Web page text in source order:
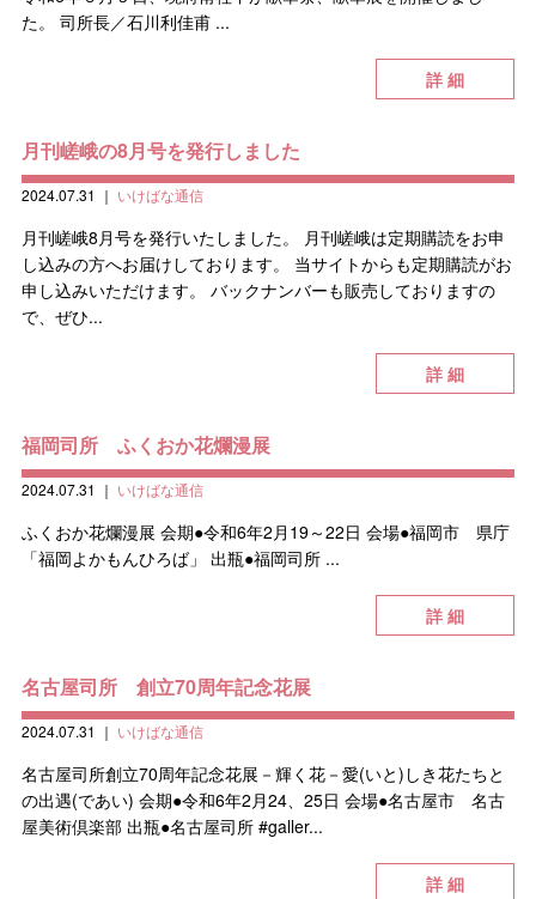
た。 司所長／石川利佳甫 ...
詳 細
月刊嵯峨の8月号を発行しました
2024.07.31 ｜ いけばな通信
月刊嵯峨8月号を発行いたしました。 月刊嵯峨は定期購読をお申
し込みの方へお届けしております。 当サイトからも定期購読がお
申し込みいただけます。 バックナンバーも販売しておりますの
で、ぜひ...
詳 細
福岡司所 ふくおか花爛漫展
2024.07.31 ｜ いけばな通信
ふくおか花爛漫展 会期●令和6年2月19～22日 会場●福岡市 県庁
「福岡よかもんひろば」 出瓶●福岡司所 ...
詳 細
名古屋司所 創立70周年記念花展
2024.07.31 ｜ いけばな通信
名古屋司所創立70周年記念花展－輝く花－愛(いと)しき花たちと
の出遇(であい) 会期●令和6年2月24、25日 会場●名古屋市 名古
屋美術倶楽部 出瓶●名古屋司所 #galler...
詳 細